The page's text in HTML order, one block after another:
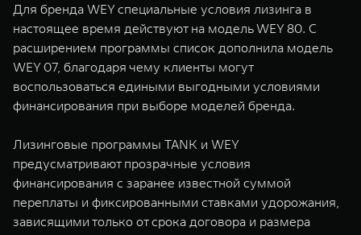
Для бренда WEY специальные условия лизинга в
настоящее время действуют на модель WEY 80. С
расширением программы список дополнила модель
WEY 07, благодаря чему клиенты могут
воспользоваться едиными выгодными условиями
финансирования при выборе моделей бренда.
Лизинговые программы TANK и WEY
предусматривают прозрачные условия
финансирования с заранее известной суммой
переплаты и фиксированными ставками удорожания,
зависящими только от срока договора и размера